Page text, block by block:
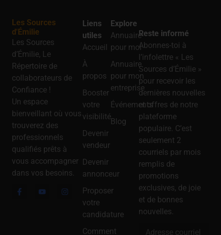
Les Sources
d'Émilie
Les Sources
d’Émilie, Le
Répertoire de
collaborateurs de
Confiance !
Un espace
bienveillant où vous
trouverez des
professionnels
qualifiés prêts à
vous accompagner
dans vos besoins.
Liens
utiles
Accueil
À
propos
Booster
votre
visibilité
Devenir
vendeur
Devenir
annonceur
Proposer
votre
candidature
Comment
Explore
Annuaire
pour moi
Annuaire
pour mon
entreprise
Événements
Blog
Reste informé
Abonnes-toi à
l’infolettre « Les
Sources d’Émilie »
pour recevoir les
dernières nouvelles
et offres de notre
plateforme
populaire. C’est
seulement 2
courriels par mois
remplis de
promotions
exclusives, de joie
et de bonnes
nouvelles.